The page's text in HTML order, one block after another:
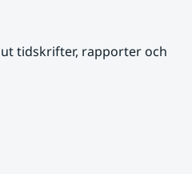
tidskrifter, rapporter och